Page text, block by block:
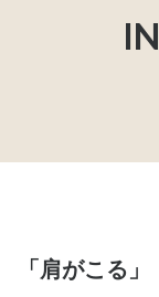
「肩がこる」